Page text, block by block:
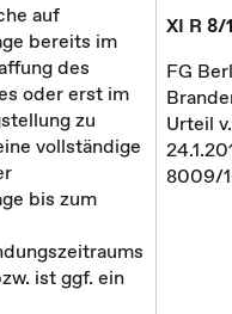
auf
bereits im
des
oder erst im
zu
vollständige
bis zum
ist ggf. ein
XI R 8/
FG
Urteil v.
8009/